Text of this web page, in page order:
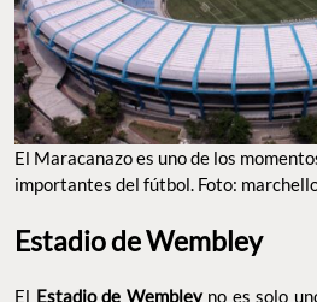
El Maracanazo es uno de los
importantes del fútbol. Foto:
Estadio de Wembley
El Estadio de Wembleyno es solo